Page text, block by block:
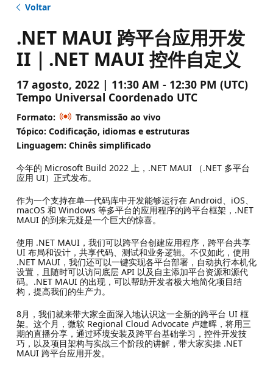
Voltar
.NET MAUI 跨平台应用开发
II｜.NET MAUI 控件自定义
17 agosto, 2022 | 11:30 AM - 12:30 PM (UTC)
Tempo Universal Coordenado UTC
Formato:
Transmissão ao vivo
Tópico: Codificação, idiomas e estruturas
Linguagem: Chinês simplificado
今年的 Microsoft Build 2022 上，.NET MAUI （.NET 多平台
应用 UI）正式发布。
作为一个支持在单一代码库中开发能够运行在 Android、iOS、
macOS 和 Windows 等多平台的应用程序的跨平台框架，.NET
MAUI 的到来无疑是一个巨大的惊喜。
使用 .NET MAUI，我们可以跨平台创建应用程序，跨平台共享
UI 布局和设计，共享代码、测试和业务逻辑。不仅如此，使用
.NET MAUI，我们还可以一键实现各平台部署，自动执行本机化
设置，且随时可以访问底层 API 以及自主添加平台资源和源代
码。.NET MAUI 的出现，可以帮助开发者极大地简化项目结
构，提高我们的生产力。
8月，我们就来带大家全面深入地认识这一全新的跨平台 UI 框
架。这个月，微软 Regional Cloud Advocate 卢建晖，将用三
期的直播分享，通过环境安装及跨平台基础学习，控件开发技
巧，以及项目架构与实战三个阶段的讲解，带大家实操 .NET
MAUI 跨平台应用开发。